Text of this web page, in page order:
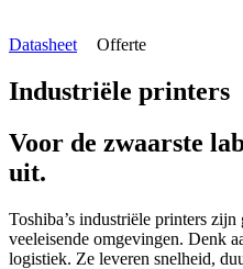
Datasheet Offerte
Industriële printers
Voor de zwaarste
uit.
Toshiba’s industriële printers
veeleisende omgevingen. Denk
logistiek. Ze leveren snelheid,